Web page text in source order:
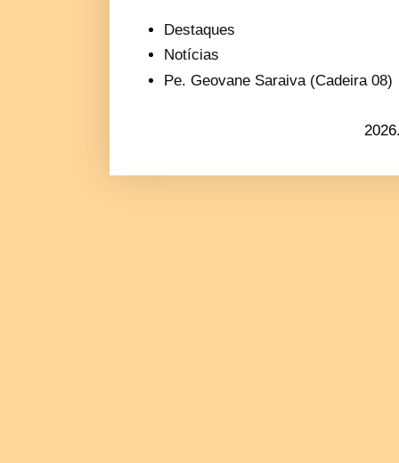
Destaques
Notícias
Pe. Geovane Saraiva (Cadeira 08)